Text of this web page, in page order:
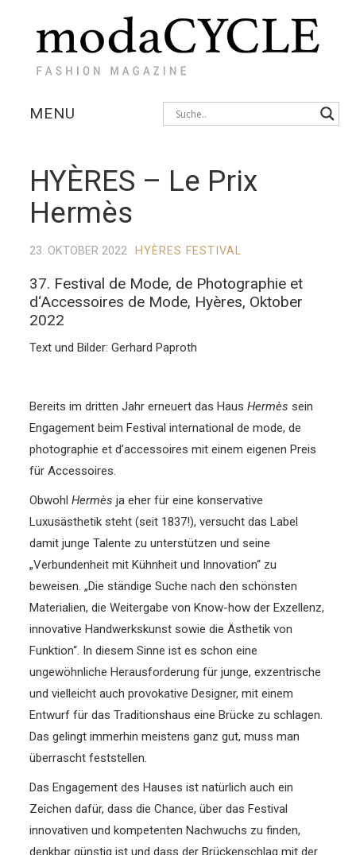
MENU
AUSSTELLUNGEN
INTERVIEWS
HYÈRES – Le Prix
Hermès
23. OKTOBER 2022 HYÈRES FESTIVAL
37. Festival de Mode, de Photographie et
d‘Accessoires de Mode, Hyères, Oktober
2022
Text und Bilder: Gerhard Paproth
Bereits im dritten Jahr erneuert das HausHermès sein
Engagement beim Festival international de mode, de
photographie et d’accessoires mit einem eigenen Preis
für Accessoires.
ObwohlHermès ja eher für eine konservative
Luxusästhetik steht (seit 1837!), versucht das Label
damit junge Talente zu unterstützen und seine
„Verbundenheit mit Kühnheit und Innovation“ zu
beweisen. „Die ständige Suche nach den schönsten
Materialien, die Weitergabe von Know-how der Exzellenz,
innovative Handwerkskunst sowie die Ästhetik von
Funktion“. In diesem Sinne ist es schon eine
ungewöhnliche Herausforderung für junge, exzentrische
und vielleicht auch provokative Designer, mit einem
Entwurf für das Traditionshaus eine Brücke zu schlagen.
Das gelingt immerhin meistens ganz gut, muss man
überrascht feststellen.
Das Engagement des Hauses ist natürlich auch ein
Zeichen dafür, dass die Chance, über das Festival
innovativen und kompetenten Nachwuchs zu finden,
denkbar günstig ist und dass der Brückenschlag mit der